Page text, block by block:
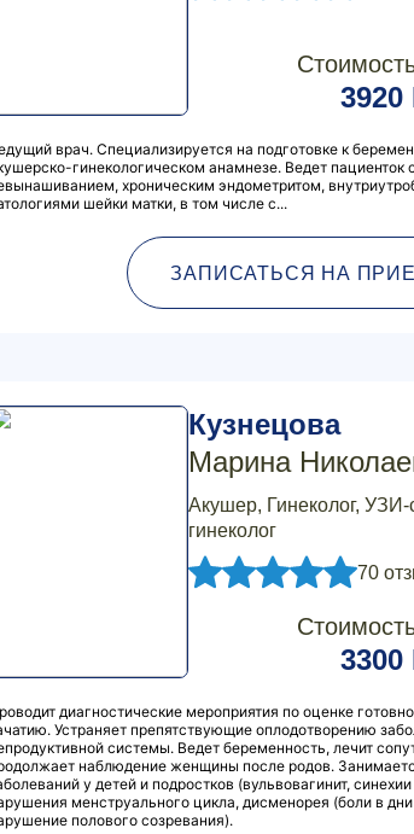
3920
врач. Специализируется на подготовке к
гинекологическом анамнезе. Ведет пациенток
хроническим эндометритом,
шейки матки, в том числе с...
ЗАПИСАТЬСЯ НА
Кузнецова
Марина
Акушер, Гинеколог,
гинеколог
70
3300
диагностические мероприятия по оценке
Устраняет препятствующие оплодотворению
системы. Ведет беременность, лечит
наблюдение женщины после родов.
у детей и подростков (вульвовагинит,
менструального цикла, дисменорея (боли в
полового созревания).